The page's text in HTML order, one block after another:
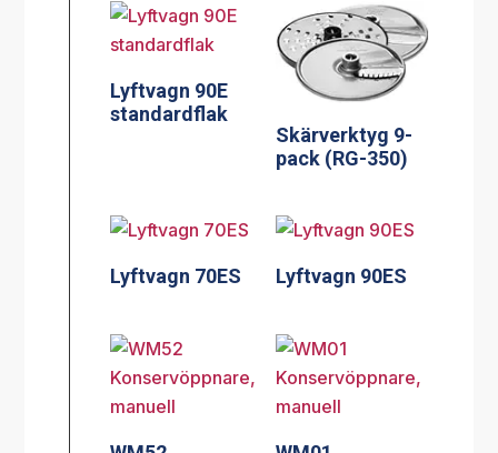
Lyftvagn 90E
standardflak
Skärverktyg 9-
pack (RG-350)
Lyftvagn 70ES Lyftvagn 90ES